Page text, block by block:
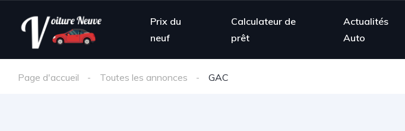
Prix du
neuf
Calculateur de
prêt
Actualités
Auto
Page d'accueil Toutes les annonces GAC